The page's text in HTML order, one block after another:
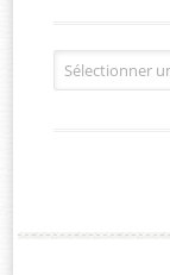
Archives